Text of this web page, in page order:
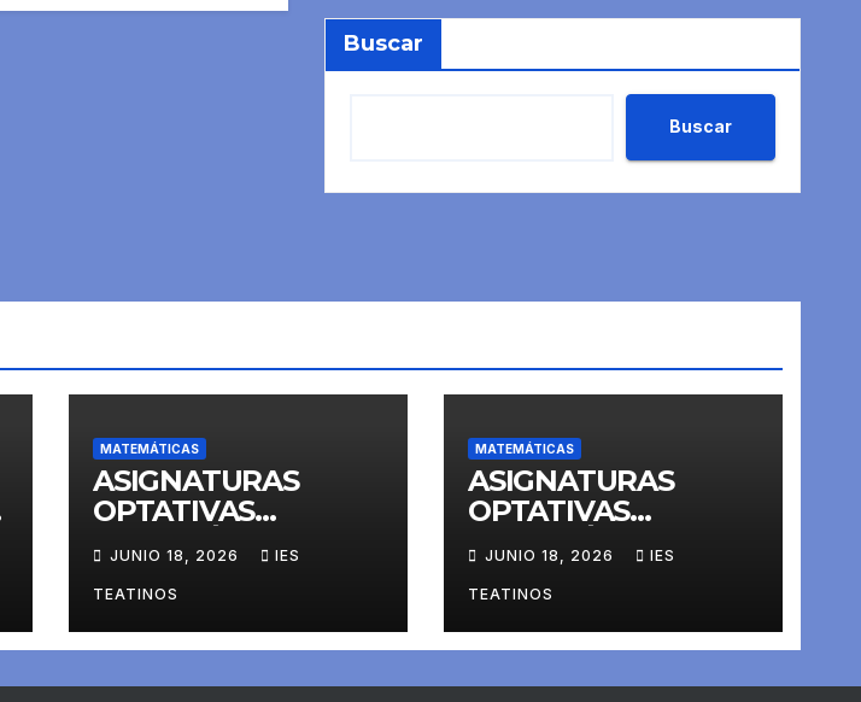
Buscar
Buscar
MATEMÁTICAS
ASIGNATURAS
OPTATIVAS
MATEMÁTICAS 4º
ESO
JUNIO 18, 2026 IES
TEATINOS
MATEMÁTICAS
ASIGNATURAS
OPTATIVAS
MATEMÁTICAS
3ºESO
JUNIO 18, 2026 IES
TEATINOS